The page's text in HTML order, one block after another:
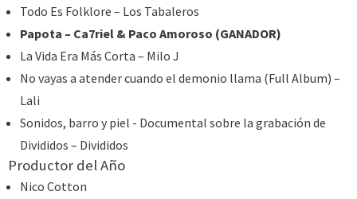
Todo Es Folklore – Los Tabaleros
Papota – Ca7riel & Paco Amoroso (GANADOR)
La Vida Era Más Corta – Milo J
No vayas a atender cuando el demonio llama (Full Album) –
Lali
Sonidos, barro y piel - Documental sobre la grabación de
Divididos – Divididos
Productor del Año
Nico Cotton